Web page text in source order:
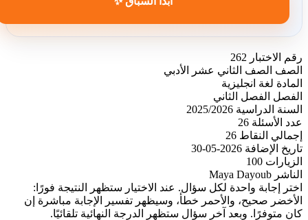
رقم الاختبار 262
الصف
الصف الثاني عشر الأدبي
المادة لغة انجليزية
الفصل
الفصل الثاني
السنة الدراسية 2025/2026
عدد الأسئلة 26
إجمالي النقاط 26
تاريخ الإضافة 2026-05-30
الزيارات 100
الناشر Maya Dayoub
اختر إجابة واحدة لكل سؤال. عند الاختيار ستظهر النتيجة فورًا:
الأخضر صحيح، والأحمر خطأ، وسيظهر تفسير الإجابة مباشرة إن
كان متوفرًا. وبعد آخر سؤال ستظهر الدرجة النهائية تلقائيًا.